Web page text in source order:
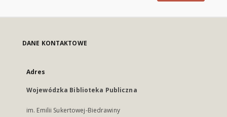
DANE KONTAKTOWE
Adres
Wojewódzka Biblioteka Publiczna
im. Emilii Sukertowej-Biedrawiny